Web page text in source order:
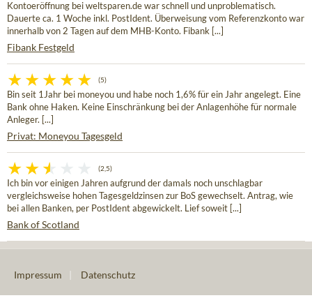
Kontoeröffnung bei weltsparen.de war schnell und unproblematisch.
Dauerte ca. 1 Woche inkl. PostIdent. Überweisung vom Referenzkonto war
innerhalb von 2 Tagen auf dem MHB-Konto. Fibank [...]
Fibank Festgeld
(5)
Bin seit 1Jahr bei moneyou und habe noch 1,6% für ein Jahr angelegt. Eine
Bank ohne Haken. Keine Einschränkung bei der Anlagenhöhe für normale
Anleger. [...]
Privat: Moneyou Tagesgeld
(2,5)
Ich bin vor einigen Jahren aufgrund der damals noch unschlagbar
vergleichsweise hohen Tagesgeldzinsen zur BoS gewechselt. Antrag, wie
bei allen Banken, per PostIdent abgewickelt. Lief soweit [...]
Bank of Scotland
Impressum Datenschutz